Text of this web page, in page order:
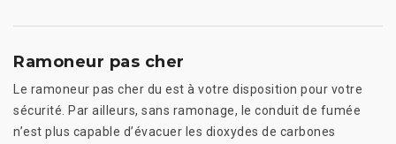
Ramoneur pas cher
Le ramoneur pas cher du est à votre disposition pour votre
sécurité. Par ailleurs, sans ramonage, le conduit de fumée
n’est plus capable d’évacuer les dioxydes de carbones